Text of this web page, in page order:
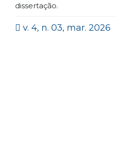
dissertação.
v. 4, n. 03, mar. 2026